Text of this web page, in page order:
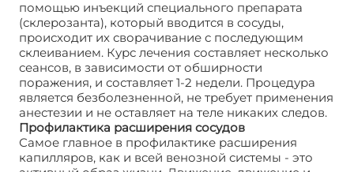
помощью инъекций специального препарата
(склерозанта), который вводится в сосуды,
происходит их сворачивание с последующим
склеиванием. Курс лечения составляет несколько
сеансов, в зависимости от обширности
поражения, и составляет 1-2 недели. Процедура
является безболезненной, не требует применения
анестезии и не оставляет на теле никаких следов.
Профилактика расширения сосудов
Самое главное в профилактике расширения
капилляров, как и всей венозной системы - это